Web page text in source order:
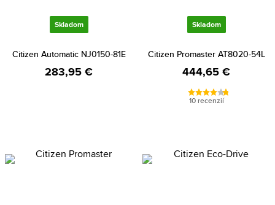
Skladom
Citizen Automatic NJ0150-81E
283,95 €
Skladom
Citizen Promaster AT8020-54L
444,65 €
10 recenzií